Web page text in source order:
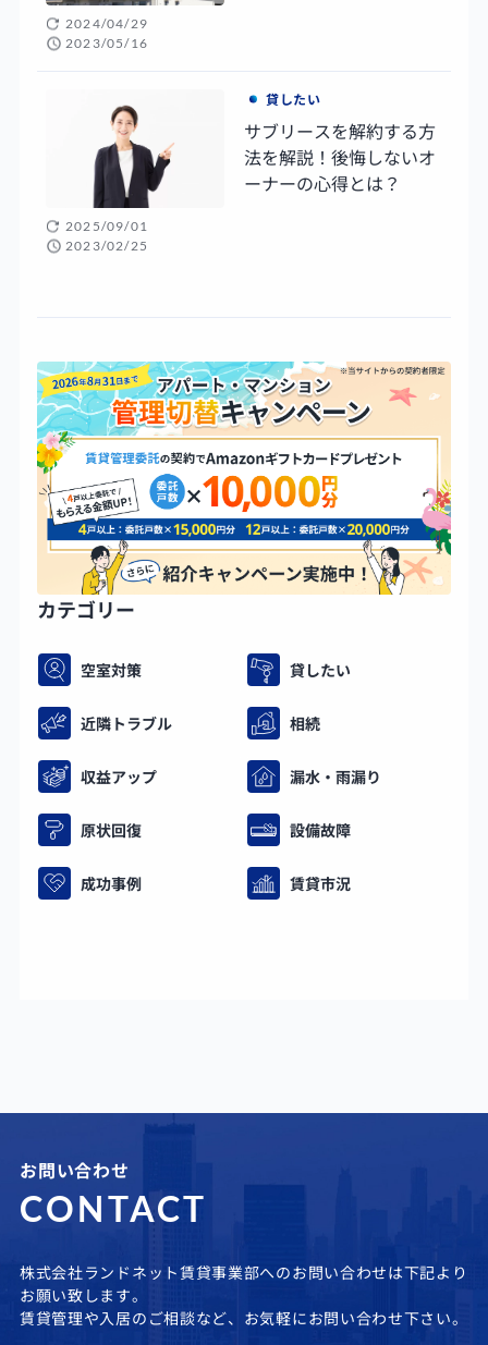
2024/04/29
2023/05/16
サブリースを解約する方
法を解説！後悔しないオ
ーナーの心得とは？
貸したい
2025/09/01
2023/02/25
カテゴリー
空室対策 貸したい
近隣トラブル 相続
収益アップ 漏水・雨漏り
原状回復 設備故障
成功事例 賃貸市況
お問い合わせ
CONTACT
株式会社ランドネット賃貸事業部へのお問い合わせは下記より
お願い致します。
賃貸管理や入居のご相談など、お気軽にお問い合わせ下さい。